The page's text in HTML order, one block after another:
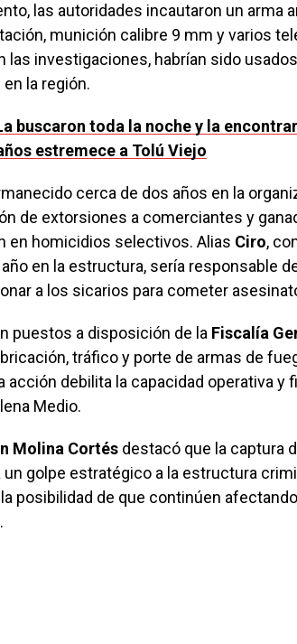
las autoridades incautaron un arma
munición calibre 9 mm y varios
las investigaciones, habrían sido
la región.
buscaron toda la noche y la
estremece a Tolú Viejo
cerca de dos años en la
de extorsiones a comerciantes y
en homicidios selectivos. Alias Ciro,
en la estructura, sería responsable
a los sicarios para cometer
puestos a disposición de la Fiscalía
tráfico y porte de armas de
acción debilita la capacidad operativa y
Medio.
Molina Cortés destacó que la captura
golpe estratégico a la estructura
posibilidad de que continúen